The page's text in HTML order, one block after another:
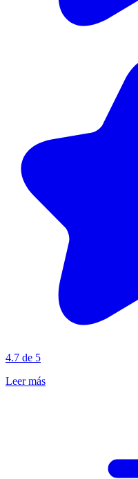
4.7 de 5
Leer más